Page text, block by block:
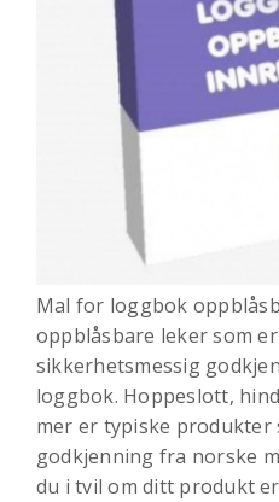
Mal for loggbok
oppblåsbare leker som
sikkerhetsmessig
loggbok. Hoppeslott,
mer er typiske produkter
godkjenning fra norske
du i tvil om ditt produkt